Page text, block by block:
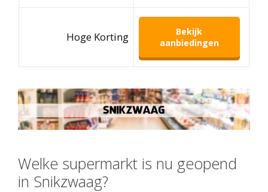
Hoge Korting
Bekijk
aanbiedingen
Welke supermarkt is nu geopend
in Snikzwaag?